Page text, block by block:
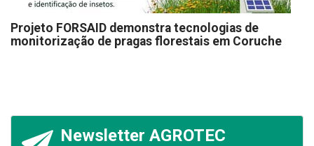
Projeto FORSAID demonstra tecnologias de
monitorização de pragas florestais em Coruche
Newsletter AGROTEC